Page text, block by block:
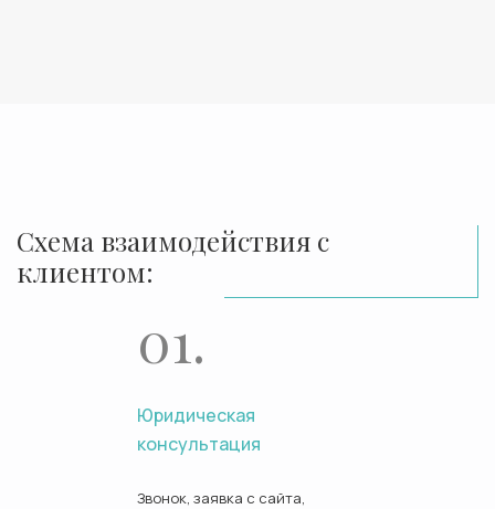
Схема взаимодействия с
клиентом:
01.
Юридическая
консультация
Звонок, заявка с сайта,